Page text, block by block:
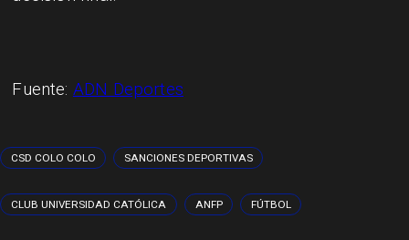
Fuente: ADN Deportes
CSD COLO COLO SANCIONES DEPORTIVAS
CLUB UNIVERSIDAD CATÓLICA ANFP FÚTBOL